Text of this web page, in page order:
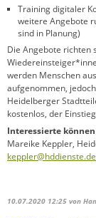
Training digitaler
weitere Angebote
sind in Planung)
Die Angebote richten
werden Menschen
aufgenommen,
Heidelberger
kostenlos, der
Interessierte
Mareike Keppler,
keppler@hddienste.de
10.07.2020 12:25 von